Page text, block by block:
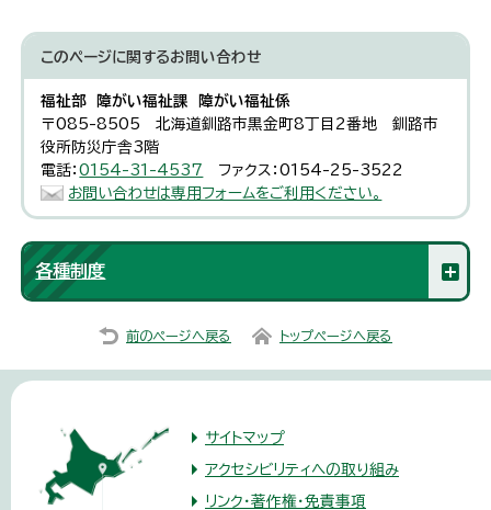
このページに関するお問い合わせ
福祉部 障がい福祉課 障がい福祉係
〒085-8505 北海道釧路市黒金町8丁目2番地 釧路市
役所防災庁舎3階
電話：0154-31-4537
ファクス：0154-25-3522
お問い合わせは専用フォームをご利用ください。
各種制度
前のページへ戻る トップページへ戻る
サイトマップ
アクセシビリティへの取り組み
リンク・著作権・免責事項